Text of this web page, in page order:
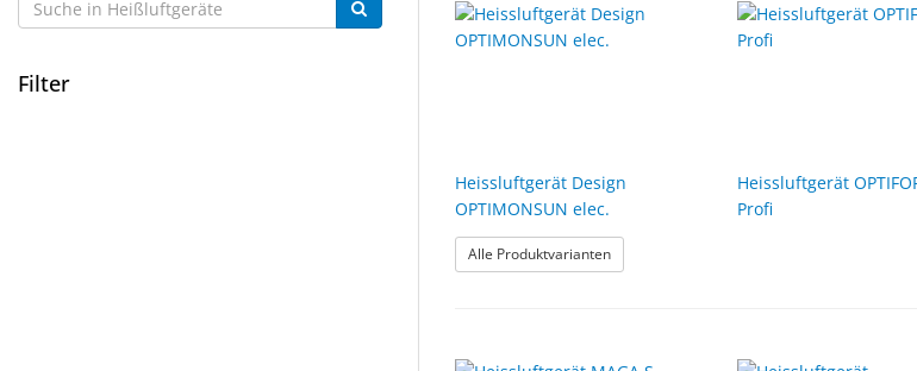
Filter
Ergebnisse
gefunden.
gerendert.
Heissluftgerät Design
OPTIMONSUN elec.
Alle Produktvarianten: Heissluftgerät Design OPTIMONSUN elec.
Heissluftgerät
Profi